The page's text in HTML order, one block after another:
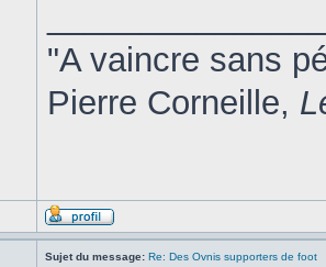
"A vaincre sans
Pierre Corneille,
Sujet du message: Re: Des Ovnis supporters de foot